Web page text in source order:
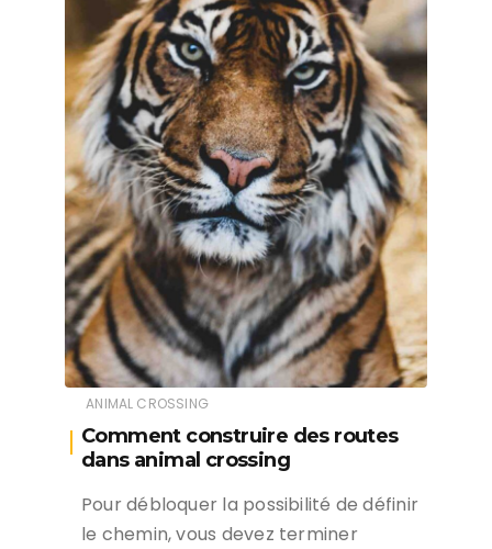
ANIMAL CROSSING
Comment construire des routes
dans animal crossing
Pour débloquer la possibilité de définir
le chemin, vous devez terminer